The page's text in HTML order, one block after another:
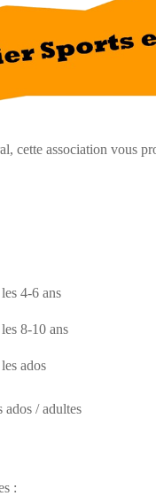
cette association vous
4-6 ans
8-10 ans
ados
ados / adultes
: